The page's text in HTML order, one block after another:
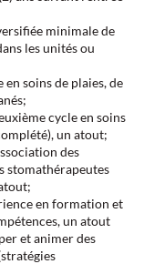
minimale de
les unités ou
soins de plaies, de
cycle en soins
un atout;
des
stomathérapeutes
en formation et
un atout
et animer des